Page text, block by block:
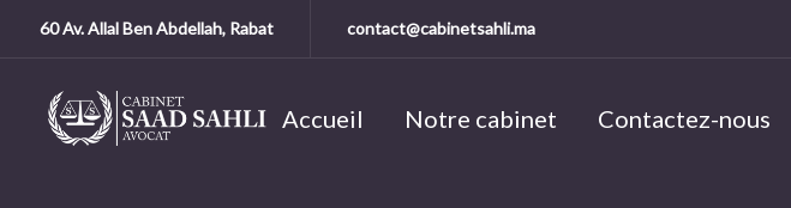
60 Av. Allal Ben Abdellah, Rabat contact@cabinetsahli.ma
Accueil Notre cabinet Contactez-nous